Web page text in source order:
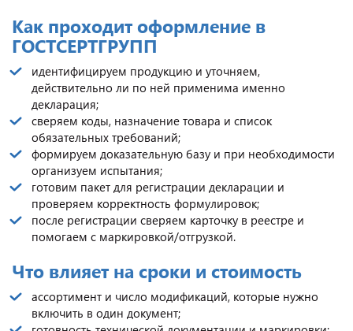
Как проходит оформление в
ГОСТСЕРТГРУПП
идентифицируем продукцию и уточняем,
действительно ли по ней применима именно
декларация;
сверяем коды, назначение товара и список
обязательных требований;
формируем доказательную базу и при необходимости
организуем испытания;
готовим пакет для регистрации декларации и
проверяем корректность формулировок;
после регистрации сверяем карточку в реестре и
помогаем с маркировкой/отгрузкой.
Что влияет на сроки и стоимость
ассортимент и число модификаций, которые нужно
включить в один документ;